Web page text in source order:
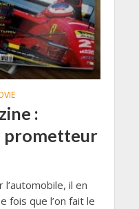
:
prometteur
il en
fois que l’on fait le